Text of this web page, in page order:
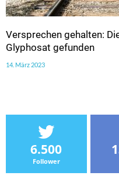
Versprechen gehalten:
Glyphosat gefunden
14. März 2023
6.500
Follower